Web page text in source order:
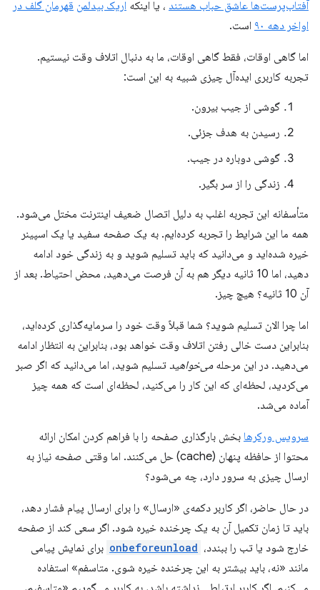
آفتاب‌پرست‌ها عاشق حباب هستند ، یا اینکه اریک بیدلمن قهرمان گلف در
اواخر دهه ۹۰
است.
اما گاهی اوقات، فقط گاهی اوقات، ما به دنبال اتلاف وقت نیستیم.
تجربه کاربری ایده‌آل چیزی شبیه به این است:
گوشی از جیب بیرون.
رسیدن به هدف جزئی.
گوشی دوباره در جیب.
زندگی را از سر بگیر.
متأسفانه این تجربه اغلب به دلیل اتصال ضعیف اینترنت مختل می‌شود.
همه ما این شرایط را تجربه کرده‌ایم. به یک صفحه سفید یا یک اسپینر
خیره شده‌اید و می‌دانید که باید تسلیم شوید و به زندگی خود ادامه
دهید، اما 10 ثانیه دیگر هم به آن فرصت می‌دهید، محض احتیاط. بعد از
آن 10 ثانیه؟ هیچ چیز.
اما چرا الان تسلیم شوید؟ شما قبلاً وقت خود را سرمایه‌گذاری کرده‌اید،
بنابراین دست خالی رفتن اتلاف وقت خواهد بود، بنابراین به انتظار ادامه
می‌دهید. در این مرحله می‌خواهید تسلیم شوید، اما می‌دانید که اگر صبر
می‌کردید، لحظه‌ای که این کار را می‌کنید، لحظه‌ای است که همه چیز
آماده می‌شد.
سرویس ورکرها بخش بارگذاری صفحه را با فراهم کردن امکان ارائه
محتوا از حافظه پنهان (cache) حل می‌کنند. اما وقتی صفحه نیاز به
ارسال چیزی به سرور دارد، چه می‌شود؟
در حال حاضر، اگر کاربر دکمه‌ی «ارسال» را برای ارسال پیام فشار دهد،
باید تا زمان تکمیل آن به یک چرخنده خیره شود. اگر سعی کند از صفحه
خارج شود یا تب را ببندد، onbeforeunload برای نمایش پیامی
مانند «نه، باید بیشتر به این چرخنده خیره شوی. متاسفم» استفاده